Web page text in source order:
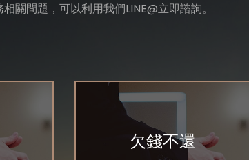
關問題，可以利用我們LINE@立即諮詢。
欠錢不還